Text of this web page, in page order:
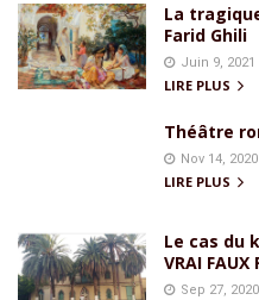
La
Farid Ghili
Juin 9, 2021
LIRE PLUS
Théâtre
Nov 14, 2020
LIRE PLUS
Le cas du
VRAI FAUX
Sep 27, 2020